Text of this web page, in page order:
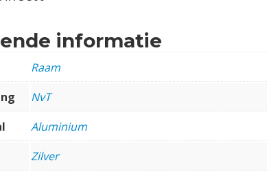
informatie
Raam
NvT
Aluminium
Zilver